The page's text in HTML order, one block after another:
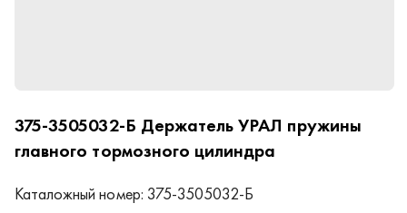
375-3505032-Б Держатель УРАЛ пружины
главного тормозного цилиндра
Каталожный номер: 375-3505032-Б